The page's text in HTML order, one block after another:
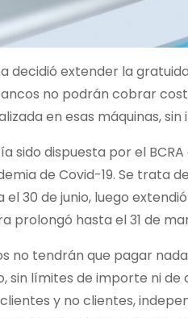
decidió extender la
no podrán cobrar
en esas máquinas,
sido dispuesta por el
de Covid-19. Se trata
30 de junio, luego
prolongó hasta el 31 de
no tendrán que pagar
sin límites de importe ni
y no clientes,